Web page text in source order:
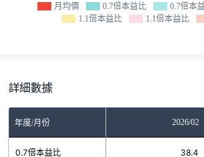
月均價 0.7倍本益比 0.7倍本
1.1倍本益比
1.1倍本益比
詳細數據
年度/月份 2026/02
0.7倍本益比 38.4